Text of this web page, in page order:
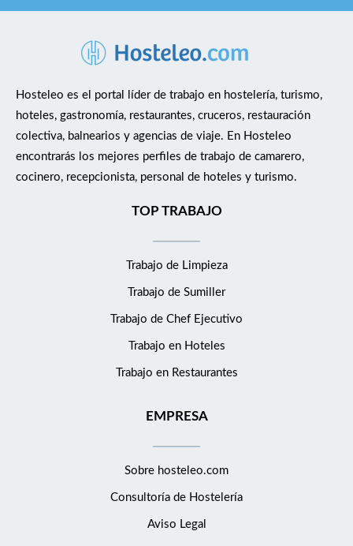
Hosteleo es el portal líder de trabajo en hostelería, turismo,
hoteles, gastronomía, restaurantes, cruceros, restauración
colectiva, balnearios y agencias de viaje. En Hosteleo
encontrarás los mejores perfiles de trabajo de camarero,
cocinero, recepcionista, personal de hoteles y turismo.
TOP TRABAJO
Trabajo de Limpieza
Trabajo de Sumiller
Trabajo de Chef Ejecutivo
Trabajo en Hoteles
Trabajo en Restaurantes
EMPRESA
Sobre hosteleo.com
Consultoría de Hostelería
Aviso Legal